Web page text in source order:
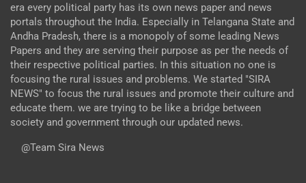
era every political party has its own news paper and news
portals throughout the India. Especially in Telangana State and
Andha Pradesh, there is a monopoly of some leading News
Papers and they are serving their purpose as per the needs of
their respective political parties. In this situation no one is
focusing the rural issues and problems. We started "SIRA
NEWS" to focus the rural issues and promote their culture and
educate them. we are trying to be like a bridge between
society and government through our updated news.
@Team Sira News